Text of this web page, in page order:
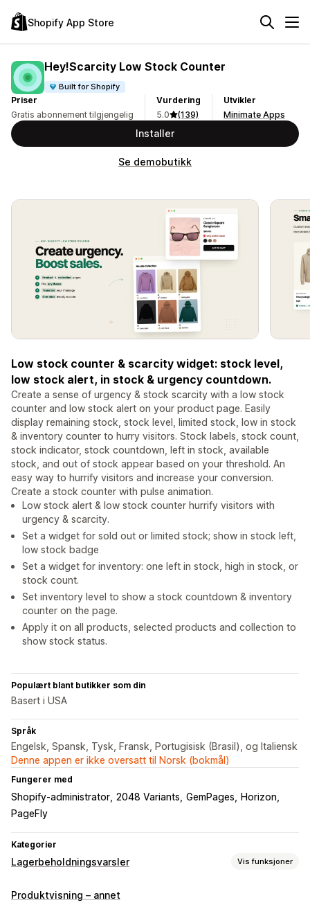
Shopify App Store
Hey!Scarcity Low Stock Counter
Built for Shopify
Priser
Gratis abonnement tilgjengelig
Vurdering
5.0
(139)
Utvikler
Minimate Apps
Installer
Se demobutikk
Low stock counter & scarcity widget: stock level,
low stock alert, in stock & urgency countdown.
Create a sense of urgency & stock scarcity with a low stock
counter and low stock alert on your product page. Easily
display remaining stock, stock level, limited stock, low in stock
& inventory counter to hurry visitors. Stock labels, stock count,
stock indicator, stock countdown, left in stock, available
stock, and out of stock appear based on your threshold. An
easy way to hurrify visitors and increase your conversion.
Create a stock counter with pulse animation.
Low stock alert & low stock counter hurrify visitors with
urgency & scarcity.
Set a widget for sold out or limited stock; show in stock left,
low stock badge
Set a widget for inventory: one left in stock, high in stock, or
stock count.
Set inventory level to show a stock countdown & inventory
counter on the page.
Apply it on all products, selected products and collection to
show stock status.
Populært blant butikker som din
Basert i USA
Språk
Engelsk, Spansk, Tysk, Fransk, Portugisisk (Brasil), og Italiensk
Denne appen er ikke oversatt til Norsk (bokmål)
Fungerer med
Shopify-administrator 2048 Variants GemPages
Horizon
PageFly
Kategorier
Lagerbeholdningsvarsler Vis funksjoner
Varsler
Produktvisning – annet